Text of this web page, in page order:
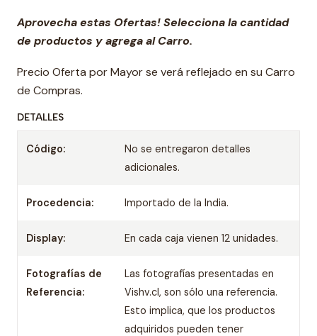
Aprovecha estas Ofertas! Selecciona la cantidad
de productos y agrega al Carro.
Precio Oferta por Mayor se verá reflejado en su Carro
de Compras.
DETALLES
Código:
No se entregaron detalles
adicionales.
Procedencia: Importado de la India.
Display: En cada caja vienen 12 unidades.
Fotografías de
Referencia:
Las fotografías presentadas en
Vishv.cl, son sólo una referencia.
Esto implica, que los productos
adquiridos pueden tener